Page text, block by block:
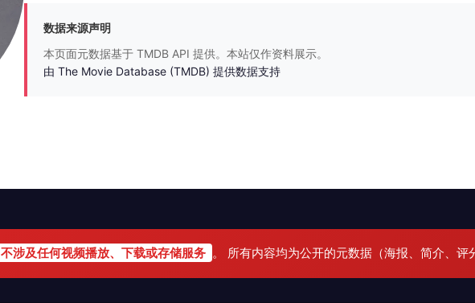
数据来源声明
本页面元数据基于 TMDB API 提供。本站仅作资料展示。
由 The Movie Database (TMDB) 提供数据支持
不涉及任何视频播放、下载或存储服务 。 所有内容均为公开的元数据（海报、简介、评